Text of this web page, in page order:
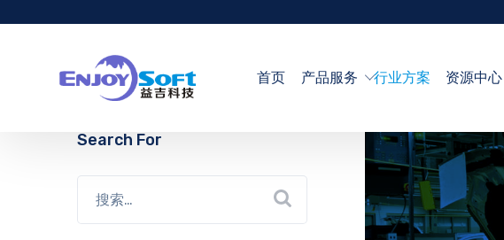
首页 产品服务 行业方案 资源中心
Search For